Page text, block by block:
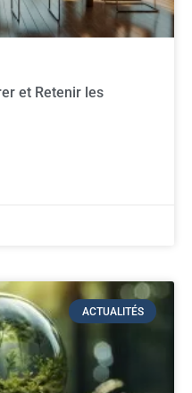
et Retenir les
ACTUALITÉS